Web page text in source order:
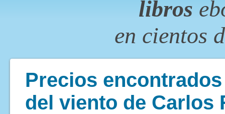
libros
en cientos
Precios
del viento de Carlos